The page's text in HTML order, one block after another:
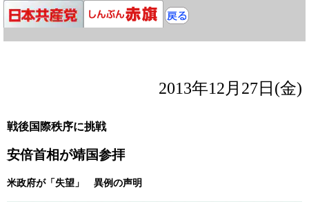
2013年12月27日(金)
戦後国際秩序に挑戦
安倍首相が靖国参拝
米政府が「失望」 異例の声明